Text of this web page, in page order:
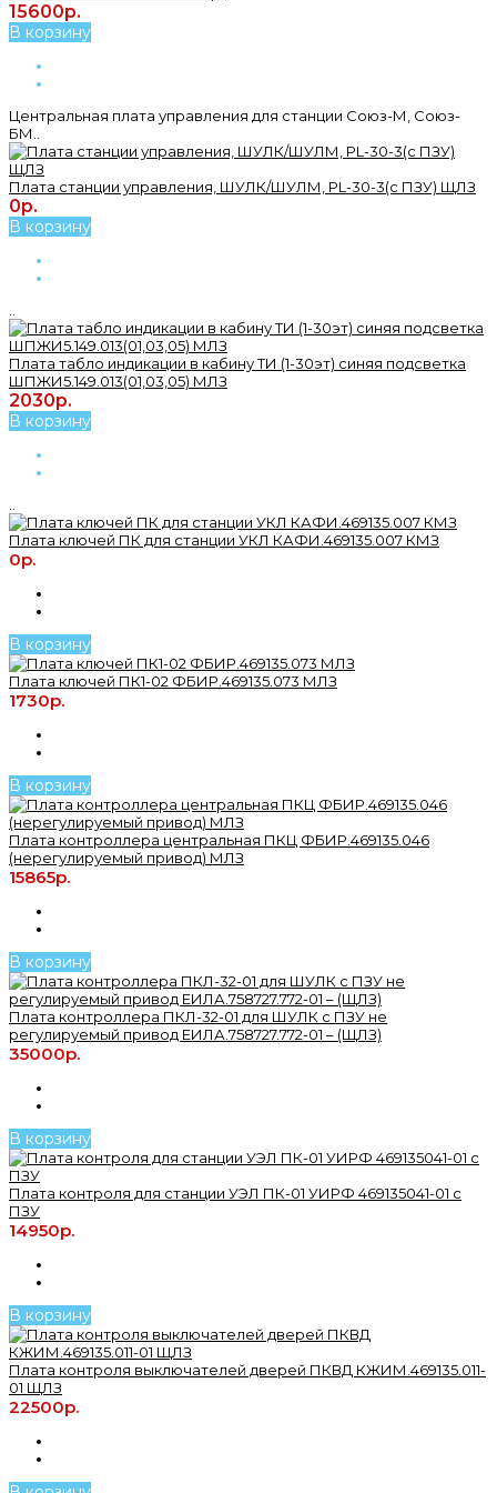
15600р.
В корзину
Центральная плата управления для станции Союз-М, Союз-
БМ..
Плата станции управления, ШУЛК/ШУЛМ, PL-30-3(с ПЗУ) ЩЛЗ
0р.
В корзину
Плата табло индикации в кабину ТИ (1-30эт) синяя подсветка
ШПЖИ5.149.013(01,03,05) МЛЗ
2030р.
В корзину
Плата ключей ПК для станции УКЛ КАФИ.469135.007 КМЗ
0р.
В корзину
Плата ключей ПК1-02 ФБИР.469135.073 МЛЗ
1730р.
В корзину
Плата контроллера центральная ПКЦ ФБИР.469135.046
(нерегулируемый привод) МЛЗ
15865р.
В корзину
Плата контроллера ПКЛ-32-01 для ШУЛК с ПЗУ не
регулируемый привод ЕИЛА.758727.772-01 – (ЩЛЗ)
35000р.
В корзину
Плата контроля для станции УЭЛ ПК-01 УИРФ 469135041-01 с
ПЗУ
14950р.
В корзину
Плата контроля выключателей дверей ПКВД КЖИМ.469135.011-
01 ЩЛЗ
22500р.